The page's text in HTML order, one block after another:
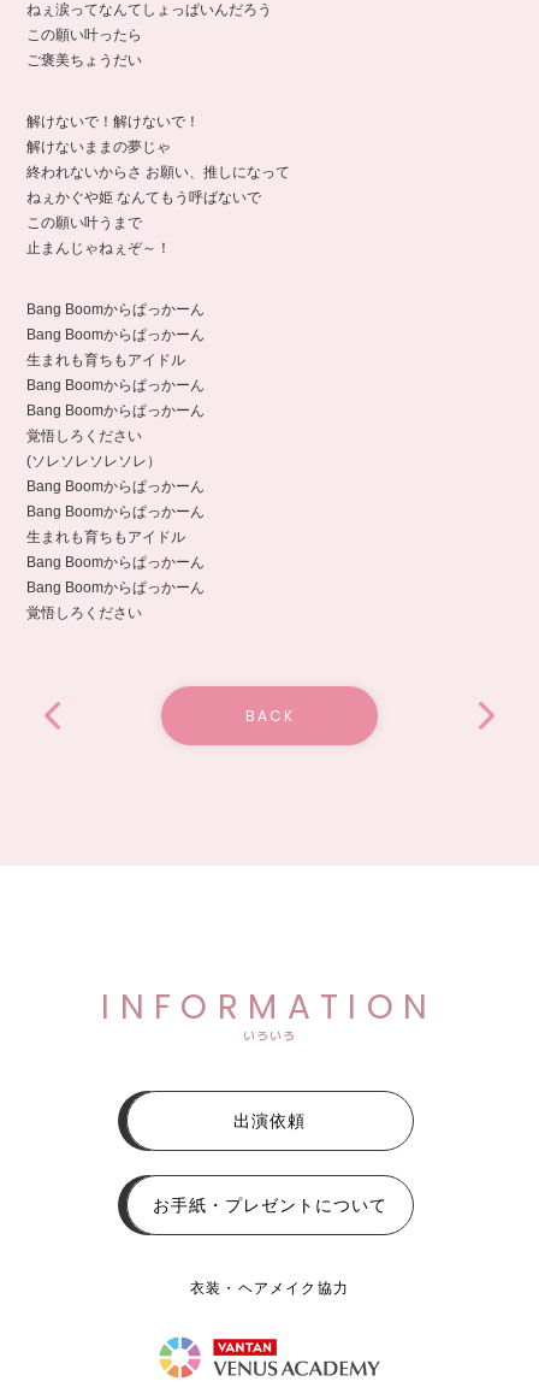
ねぇ涙ってなんてしょっぱいんだろう
この願い叶ったら
ご褒美ちょうだい
解けないで！解けないで！
解けないままの夢じゃ
終われないからさ お願い、推しになって
ねぇかぐや姫 なんてもう呼ばないで
この願い叶うまで
止まんじゃねぇぞ～！
Bang Boomからぱっかーん
Bang Boomからぱっかーん
生まれも育ちもアイドル
Bang Boomからぱっかーん
Bang Boomからぱっかーん
覚悟しろください
(ソレソレソレソレ）
Bang Boomからぱっかーん
Bang Boomからぱっかーん
生まれも育ちもアイドル
Bang Boomからぱっかーん
Bang Boomからぱっかーん
覚悟しろください
BACK
INFORMATION
いろいろ
出演依頼
お手紙・プレゼントについて
衣装・ヘアメイク協力